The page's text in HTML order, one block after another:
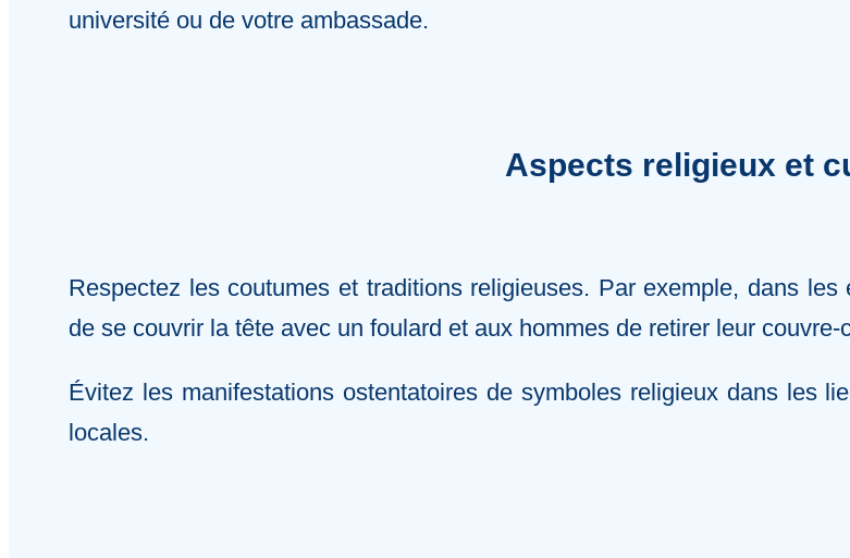
université ou de votre ambassade.
Aspects religieux et
Respectez les coutumes et traditions religieuses. Par exemple, dans
de se couvrir la tête avec un foulard et aux hommes de retirer leur couvre-
Évitez les manifestations ostentatoires de symboles religieux dans les
locales.